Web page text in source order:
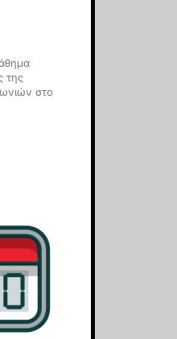
της
στο